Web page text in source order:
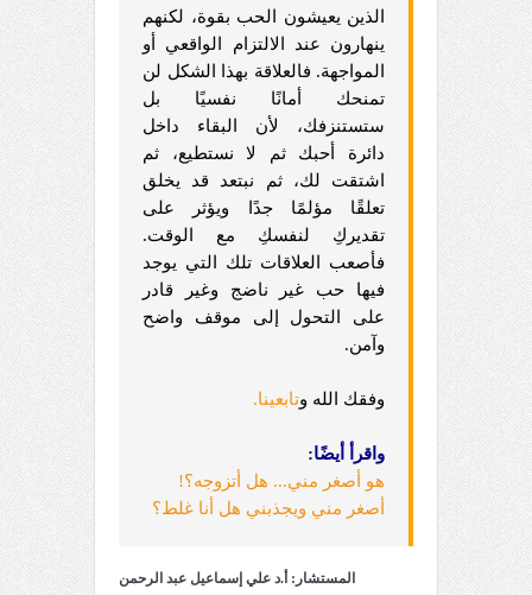
الذين يعيشون الحب بقوة، لكنهم
ينهارون عند الالتزام الواقعي أو
المواجهة. فالعلاقة بهذا الشكل لن
تمنحك أمانًا نفسيًا بل
ستستنزفك، لأن البقاء داخل
دائرة أحبك ثم لا نستطيع، ثم
اشتقت لك، ثم نبتعد قد يخلق
تعلقًا مؤلمًا جدًا ويؤثر على
تقديركِ لنفسكِ مع الوقت.
فأصعب العلاقات تلك التي يوجد
فيها حب غير ناضج وغير قادر
على التحول إلى موقف واضح
وآمن.
وفقك الله وتابعينا.
واقرأ أيضًا:
هو أصغر مني... هل أتزوجه؟!
أصغر مني ويجذبني هل أنا غلط؟
المستشار: أ.د علي إسماعيل عبد الرحمن